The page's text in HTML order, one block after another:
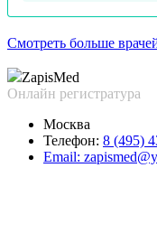
Смотреть больше
ZapisMed
Онлайн регистратура
Москва
Телефон: 8 (495)
Email: